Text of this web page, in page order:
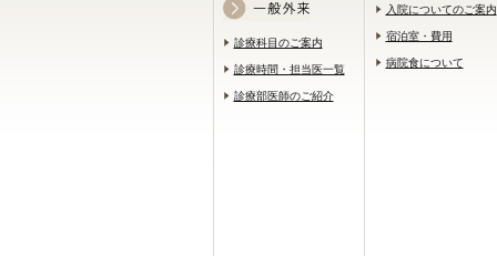
診療科目のご案内
診療時間・担当医一覧
診療部医師のご紹介
入院についてのご案内
宿泊室・費用
病院食について